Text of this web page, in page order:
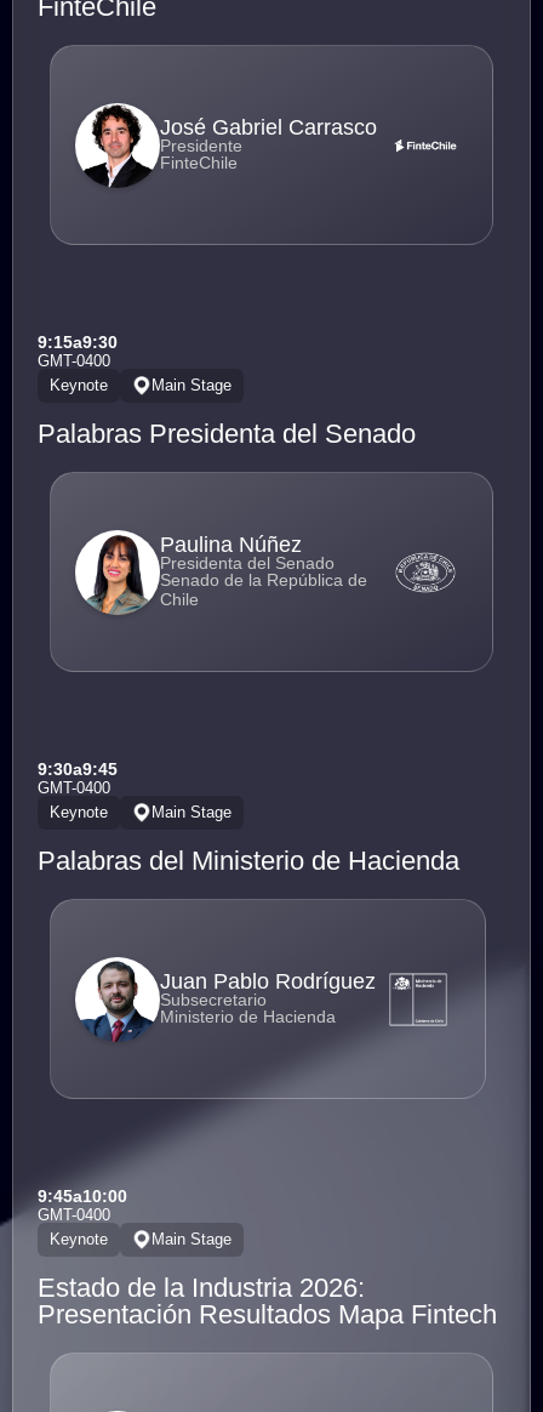
FinteChile
José Gabriel Carrasco
Presidente
FinteChile
9:15a9:30
GMT-0400
Keynote
Main Stage
Palabras Presidenta del Senado
Paulina Núñez
Presidenta del Senado
Senado de la República de
Chile
9:30a9:45
GMT-0400
Keynote
Main Stage
Palabras del Ministerio de Hacienda
Juan Pablo Rodríguez
Subsecretario
Ministerio de Hacienda
9:45a10:00
GMT-0400
Keynote
Main Stage
Estado de la Industria 2026:
Presentación Resultados Mapa Fintech